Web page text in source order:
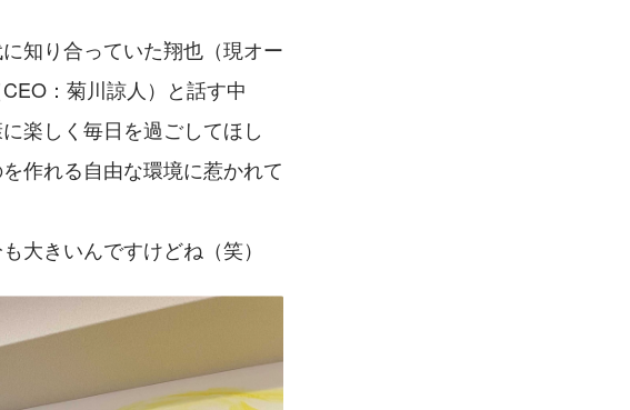
知り合っていた翔也（現オー
：菊川諒人）と話す中
楽しく毎日を過ごしてほし
作れる自由な環境に惹かれて
大きいんですけどね（笑）